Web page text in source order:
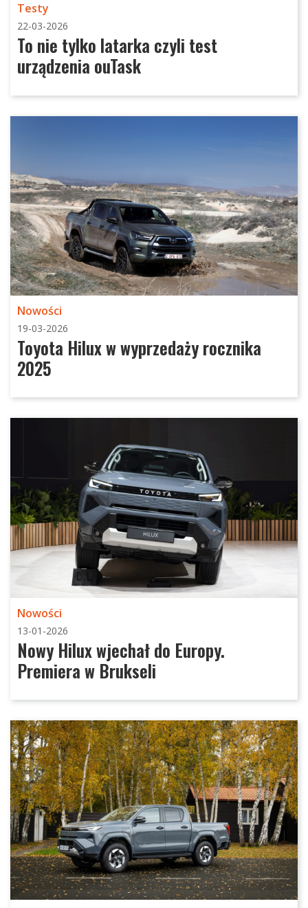
Testy
22-03-2026
To nie tylko latarka czyli test
urządzenia ouTask
Nowości
19-03-2026
Toyota Hilux w wyprzedaży rocznika
2025
Nowości
13-01-2026
Nowy Hilux wjechał do Europy.
Premiera w Brukseli